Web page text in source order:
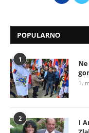
POPULARNO
1
1.
2
I